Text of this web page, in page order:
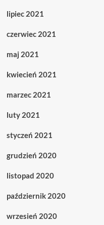
lipiec 2021
czerwiec 2021
maj 2021
kwiecień 2021
marzec 2021
luty 2021
styczeń 2021
grudzień 2020
listopad 2020
październik 2020
wrzesień 2020